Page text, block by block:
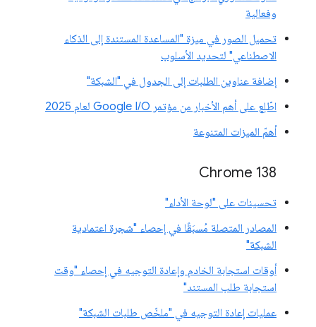
وفعالية
تحميل الصور في ميزة "المساعدة المستندة إلى الذكاء
الاصطناعي" لتحديد الأسلوب
إضافة عناوين الطلبات إلى الجدول في "الشبكة"
اطّلِع على أهم الأخبار من مؤتمر Google I/O لعام 2025
أهمّ الميزات المتنوعة
‫Chrome 138
تحسينات على "لوحة الأداء"
المصادر المتصلة مُسبَقًا في إحصاء "شجرة اعتمادية
الشبكة"
أوقات استجابة الخادم وإعادة التوجيه في إحصاء "وقت
استجابة طلب المستند"
عمليات إعادة التوجيه في "ملخّص طلبات الشبكة"